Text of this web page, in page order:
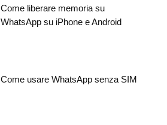
Come liberare memoria su
WhatsApp su iPhone e Android
Come usare WhatsApp senza SIM